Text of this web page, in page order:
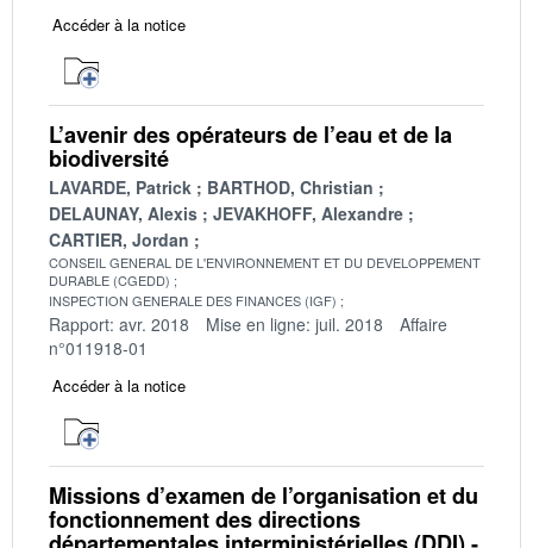
Accéder à la notice
L’avenir des opérateurs de l’eau et de la
biodiversité
LAVARDE, Patrick
BARTHOD, Christian
DELAUNAY, Alexis
JEVAKHOFF, Alexandre
CARTIER, Jordan
CONSEIL GENERAL DE L'ENVIRONNEMENT ET DU DEVELOPPEMENT
DURABLE (CGEDD)
INSPECTION GENERALE DES FINANCES (IGF)
Rapport: avr. 2018 Mise en ligne: juil. 2018
Affaire
n°011918-01
Accéder à la notice
Missions d’examen de l’organisation et du
fonctionnement des directions